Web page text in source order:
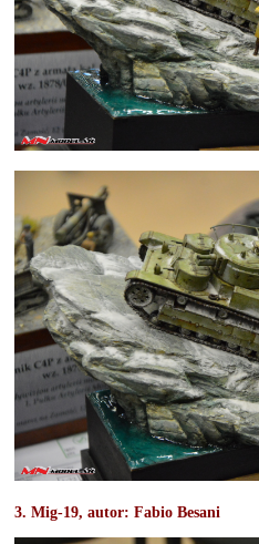
3. Mig-19, autor:Fabio Besani